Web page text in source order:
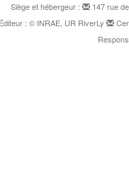
Siège et hébergeur :
147 rue
Éditeur : © INRAE, UR RiverLy